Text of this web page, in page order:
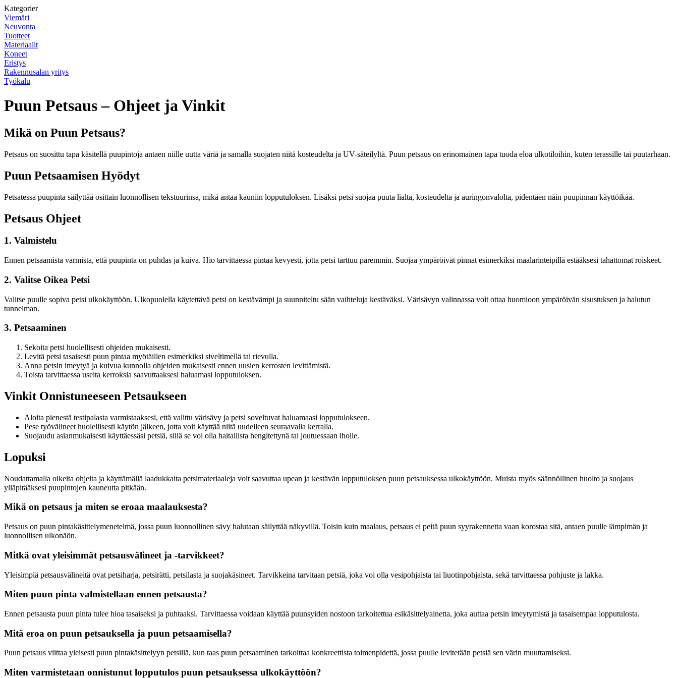
Kategorier
Viemäri
Neuvonta
Tuotteet
Materiaalit
Koneet
Eristys
Rakennusalan yritys
Työkalu
Puun Petsaus – Ohjeet ja Vinkit
Mikä on Puun Petsaus?
Petsaus on suosittu tapa käsitellä puupintoja antaen niille uutta väriä ja samalla suojaten niitä kosteudelta ja UV-säteilyltä. Puun petsaus on erinomainen tapa tuoda eloa ulkotiloihin, kuten terassille tai puutarhaan.
Puun Petsaamisen Hyödyt
Petsatessa puupinta säilyttää osittain luonnollisen tekstuurinsa, mikä antaa kauniin lopputuloksen. Lisäksi petsi suojaa puuta lialta, kosteudelta ja auringonvalolta, pidentäen näin puupinnan käyttöikää.
Petsaus Ohjeet
1. Valmistelu
Ennen petsaamista varmista, että puupinta on puhdas ja kuiva. Hio tarvittaessa pintaa kevyesti, jotta petsi tarttuu paremmin. Suojaa ympäröivät pinnat esimerkiksi maalarinteipillä estääksesi tahattomat roiskeet.
2. Valitse Oikea Petsi
Valitse puulle sopiva petsi ulkokäyttöön. Ulkopuolella käytettävä petsi on kestävämpi ja suunniteltu sään vaihteluja kestäväksi. Värisävyn valinnassa voit ottaa huomioon ympäröivän sisustuksen ja halutun
tunnelman.
3. Petsaaminen
Sekoita petsi huolellisesti ohjeiden mukaisesti.
Levitä petsi tasaisesti puun pintaa myötäillen esimerkiksi siveltimellä tai rievulla.
Anna petsin imeytyä ja kuivua kunnolla ohjeiden mukaisesti ennen uusien kerrosten levittämistä.
Toista tarvittaessa useita kerroksia saavuttaaksesi haluamasi lopputuloksen.
Vinkit Onnistuneeseen Petsaukseen
Aloita pienestä testipalasta varmistaaksesi, että valittu värisävy ja petsi soveltuvat haluamaasi lopputulokseen.
Pese työvälineet huolellisesti käytön jälkeen, jotta voit käyttää niitä uudelleen seuraavalla kerralla.
Suojaudu asianmukaisesti käyttäessäsi petsiä, sillä se voi olla haitallista hengitettynä tai joutuessaan iholle.
Lopuksi
Noudattamalla oikeita ohjeita ja käyttämällä laadukkaita petsimateriaaleja voit saavuttaa upean ja kestävän lopputuloksen puun petsauksessa ulkokäyttöön. Muista myös säännöllinen huolto ja suojaus
ylläpitääksesi puupintojen kauneutta pitkään.
Mikä on petsaus ja miten se eroaa maalauksesta?
Petsaus on puun pintakäsittelymenetelmä, jossa puun luonnollinen sävy halutaan säilyttää näkyvillä. Toisin kuin maalaus, petsaus ei peitä puun syyrakennetta vaan korostaa sitä, antaen puulle lämpimän ja
luonnollisen ulkonäön.
Mitkä ovat yleisimmät petsausvälineet ja -tarvikkeet?
Yleisimpiä petsausvälineitä ovat petsiharja, petsirätti, petsilasta ja suojakäsineet. Tarvikkeina tarvitaan petsiä, joka voi olla vesipohjaista tai liuotinpohjaista, sekä tarvittaessa pohjuste ja lakka.
Miten puun pinta valmistellaan ennen petsausta?
Ennen petsausta puun pinta tulee hioa tasaiseksi ja puhtaaksi. Tarvittaessa voidaan käyttää puunsyiden nostoon tarkoitettua esikäsittelyainetta, joka auttaa petsin imeytymistä ja tasaisempaa lopputulosta.
Mitä eroa on puun petsauksella ja puun petsaamisella?
Puun petsaus viittaa yleisesti puun pintakäsittelyyn petsillä, kun taas puun petsaaminen tarkoittaa konkreettista toimenpidettä, jossa puulle levitetään petsiä sen värin muuttamiseksi.
Miten varmistetaan onnistunut lopputulos puun petsauksessa ulkokäyttöön?